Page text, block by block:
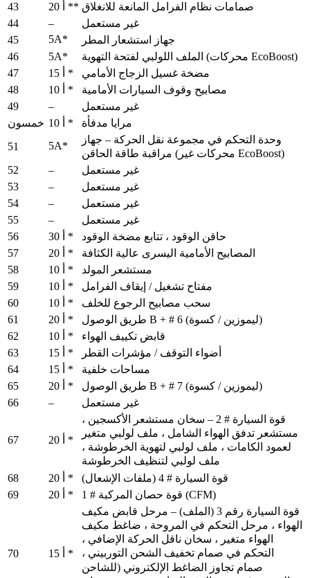
43
20 أ ** صمامات نظام الفرامل المانعة للانغلاق
44
–
غير مستعمل
45
5A*
جهاز استشعار المطر
46
5A*
الملف اللولبي لفتحة التهوية (محركات EcoBoost)
47
15 أ *
مضخة غسيل الزجاج الأمامي
48
10 أ *
مصابيح وقوف السيارات الأمامية
49
–
غير مستعمل
خمسون
10 أ *
مرايا مدفأة
51
5A*
وحدة التحكم في مجموعة نقل الحركة – جهاز
مراقبة طاقة الحاقن (محركات غير EcoBoost)
52
–
غير مستعمل
53
–
غير مستعمل
54
–
غير مستعمل
55
–
غير مستعمل
56
30 أ *
حاقن الوقود ، تتابع مضخة الوقود
57
20 أ *
المصابيح الأمامية اليسرى عالية الكثافة
58
10 أ *
مستشعر المولد
59
10 أ *
مفتاح تشغيل / إيقاف الفرامل
60
10 أ *
سحب مصابيح الرجوع للخلف
61
20 أ *
طريق الوصول B + # 6 (ليموزين / كسوة)
62
10 أ *
قابض تكييف الهواء
63
15 أ *
أضواء التوقف / مؤشرات القطر
64
15 أ *
مساحات خلفية
65
20 أ *
طريق الوصول B + # 7 (ليموزين / كسوة)
66
– غير مستعمل
67 20 أ *
قوة السيارة # 2 – سخان مستشعر الأكسجين ،
مستشعر تدفق الهواء الشامل ، ملف لولبي متغير
لعمود الكامات ، ملف لولبي لتهوية الخرطوشة ،
ملف لولبي لتنظيف الخرطوشة
68
20 أ *
قوة السيارة # 4 (ملفات الإشعال)
69
20 أ * قوة حصان المركبة # 1 (CFM)
70 15 أ *
قوة السيارة رقم 3 (الملف) – مرحل قابض مكيف
الهواء ، مرحل التحكم في المروحة ، ضاغط مكيف
الهواء متغير ، سخان ناقل الحركة الإضافي ،
التحكم في صمام تخفيف الشحن التوربيني ،
صمام تجاوز الضاغط الإلكتروني (للشاحن